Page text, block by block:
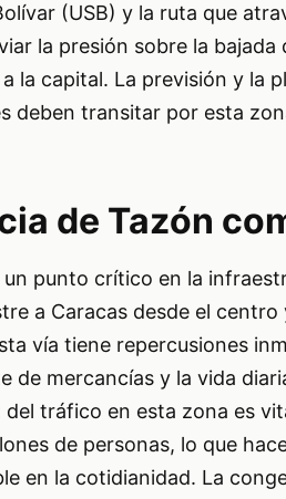
(USB) y la ruta que
la presión sobre la
la capital. La previsión y la
deben transitar por esta
de Tazón
punto crítico en la
a Caracas desde el
vía tiene repercusiones
de mercancías y la vida
tráfico en esta zona es
de personas, lo que
en la cotidianidad. La